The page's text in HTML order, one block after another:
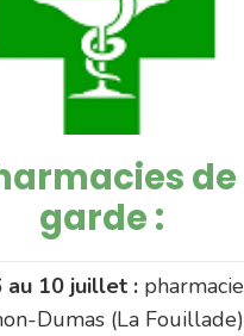
de
garde :
au 10 juillet : pharmacie
Dumas (La Fouillade)